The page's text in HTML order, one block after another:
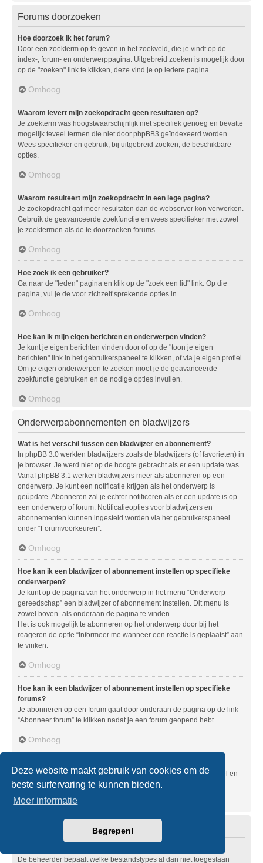
Deze website maakt gebruik van cookies om de
beste surfervaring te kunnen bieden.
Meer informatie
Begrepen!
Forums doorzoeken
Hoe doorzoek ik het forum?
Door een zoekterm op te geven in het zoekveld, die je vindt op de
index-, forum- en onderwerppagina. Uitgebreid zoeken is mogelijk door
op de "zoeken" link te klikken, deze vind je op iedere pagina.
Omhoog
Waarom levert mijn zoekopdracht geen resultaten op?
Je zoekterm was hoogstwaarschijnlijk niet specifiek genoeg en bevatte
mogelijk teveel termen die niet door phpBB3 geïndexeerd worden.
Wees specifieker en gebruik, bij uitgebreid zoeken, de beschikbare
opties.
Omhoog
Waarom resulteert mijn zoekopdracht in een lege pagina?
Je zoekopdracht gaf meer resultaten dan de webserver kon verwerken.
Gebruik de geavanceerde zoekfunctie en wees specifieker met zowel
je zoektermen als de te doorzoeken forums.
Omhoog
Hoe zoek ik een gebruiker?
Ga naar de "leden" pagina en klik op de "zoek een lid" link. Op die
pagina, vul je de voor zichzelf sprekende opties in.
Omhoog
Hoe kan ik mijn eigen berichten en onderwerpen vinden?
Je kunt je eigen berichten vinden door of op de "toon je eigen
berichten" link in het gebruikerspaneel te klikken, of via je eigen profiel.
Om je eigen onderwerpen te zoeken moet je de geavanceerde
zoekfunctie gebruiken en de nodige opties invullen.
Omhoog
Onderwerpabonnementen en bladwijzers
Wat is het verschil tussen een bladwijzer en abonnement?
In phpBB 3.0 werkten bladwijzers zoals de bladwijzers (of favorieten) in
je browser. Je werd niet op de hoogte gebracht als er een update was.
Vanaf phpBB 3.1 werken bladwijzers meer als abonneren op een
onderwerp. Je kunt een notificatie krijgen als het onderwerp is
geüpdate. Abonneren zal je echter notificeren als er een update is op
een onderwerp of forum. Notificatieopties voor bladwijzers en
abonnementen kunnen ingesteld worden via het gebruikerspaneel
onder “Forumvoorkeuren”.
Omhoog
Hoe kan ik een bladwijzer of abonnement instellen op specifieke
onderwerpen?
Je kunt op de pagina van het onderwerp in het menu “Onderwerp
gereedschap” een bladwijzer of abonnement instellen. Dit menu is
zowel boven- als onderaan de pagina te vinden.
Het is ook mogelijk te abonneren op het onderwerp door bij het
reageren de optie “Informeer me wanneer een reactie is geplaatst” aan
te vinken.
Omhoog
Hoe kan ik een bladwijzer of abonnement instellen op specifieke
forums?
Je abonneren op een forum gaat door onderaan de pagina op de link
“Abonneer forum” te klikken nadat je een forum geopend hebt.
Omhoog
Om je abonnement op te zeggen, ga je naar het gebruikerspaneel en
klik je op de hier voor dienende links.
Omhoog
De beheerder bepaalt welke bestandstypes al dan niet toegestaan